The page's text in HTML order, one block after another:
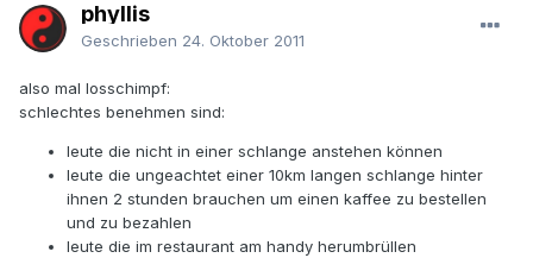
phyllis
Geschrieben 24. Oktober 2011
also mal losschimpf:
schlechtes benehmen sind:
leute die nicht in einer schlange anstehen können
leute die ungeachtet einer 10km langen schlange hinter
ihnen 2 stunden brauchen um einen kaffee zu bestellen
und zu bezahlen
leute die im restaurant am handy herumbrüllen